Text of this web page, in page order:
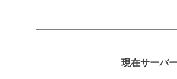
現在サーバ